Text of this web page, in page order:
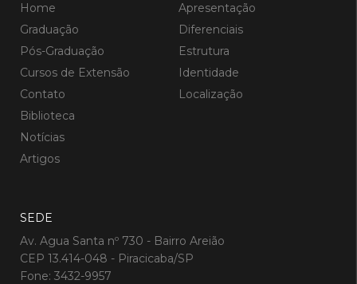
Home
Graduação
Pós-Graduação
Cursos de Extensão
Contato
Biblioteca
Notícias
Artigos
Apresentação
Diferenciais
Estrutura
Identidade
Localização
SEDE
Av. Agua Santa nº 730 - Bairro Areião
CEP 13.414-048 - Piracicaba/SP
Fone: 3432-9957